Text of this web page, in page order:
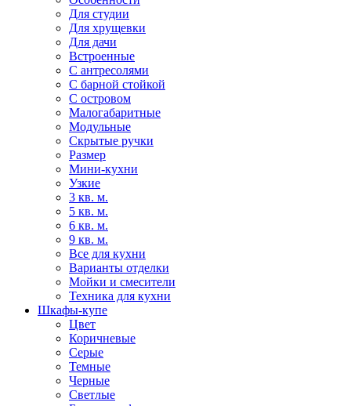
Для студии
Для хрущевки
Для дачи
Встроенные
С антресолями
С барной стойкой
С островом
Малогабаритные
Модульные
Скрытые ручки
Размер
Мини-кухни
Узкие
3 кв. м.
5 кв. м.
6 кв. м.
9 кв. м.
Все для кухни
Варианты отделки
Мойки и смесители
Техника для кухни
Шкафы-купе
Цвет
Коричневые
Серые
Темные
Черные
Светлые